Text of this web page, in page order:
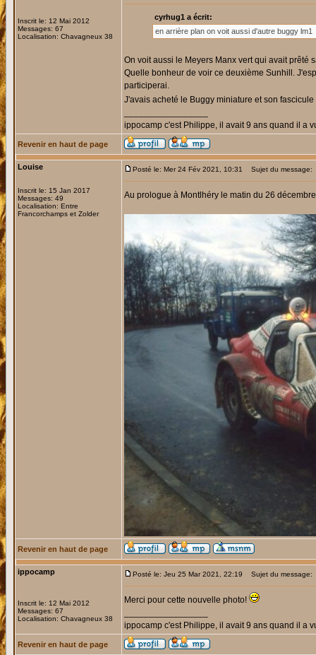
Inscrit le: 12 Mai 2012
Messages: 67
Localisation: Chavagneux 38
cyrhug1 a écrit:
en arrière plan on voit aussi d'autre buggy lm1
On voit aussi le Meyers Manx vert qui avait prêté
Quelle bonheur de voir ce deuxième Sunhill.
participerai.
J'avais acheté le Buggy miniature et son
ippocamp c'est Philippe, il avait 9 ans quand il a
Revenir en haut de page
Louise
Inscrit le: 15 Jan 2017
Messages: 49
Localisation: Entre
Francorchamps et Zolder
Posté le: Mer 24 Fév 2021, 10:31 Sujet du message:
Au prologue à Montlhéry le matin du 26
Revenir en haut de page
ippocamp
Inscrit le: 12 Mai 2012
Messages: 67
Localisation: Chavagneux 38
Posté le: Jeu 25 Mar 2021, 22:19 Sujet du message:
Merci pour cette nouvelle photo!
ippocamp c'est Philippe, il avait 9 ans quand il a
Revenir en haut de page